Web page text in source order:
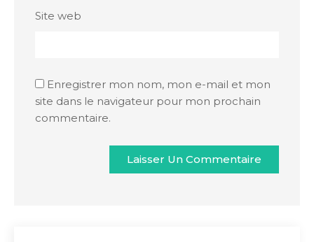
Site web
Enregistrer mon nom, mon e-mail et mon
site dans le navigateur pour mon prochain
commentaire.